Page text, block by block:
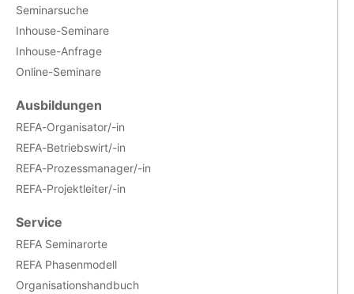
Seminarsuche
Inhouse-Seminare
Inhouse-Anfrage
Online-Seminare
Ausbildungen
REFA-Organisator/-in
REFA-Betriebswirt/-in
REFA-Prozessmanager/-in
REFA-Projektleiter/-in
Service
REFA Seminarorte
REFA Phasenmodell
Organisationshandbuch